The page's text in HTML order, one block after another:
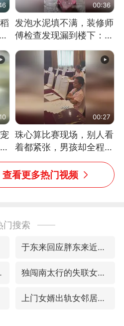
00:36
发泡水泥填不满，装修师
傅检查发现漏到楼下：出
风口未延伸到外墙
00:27
珠心算比赛现场，别人看
着都紧张，男孩却全程气
定神闲、从容作答，最终
拿下冠军。网友：这淡定
的样子，一看就是有实
看更多热门视频
门搜索
于东来回应胖东来近25年老店年底关闭
宣 独闯南太行的失联女生最后轨迹已确认
上门女婿出轨女邻居多年被判重婚罪